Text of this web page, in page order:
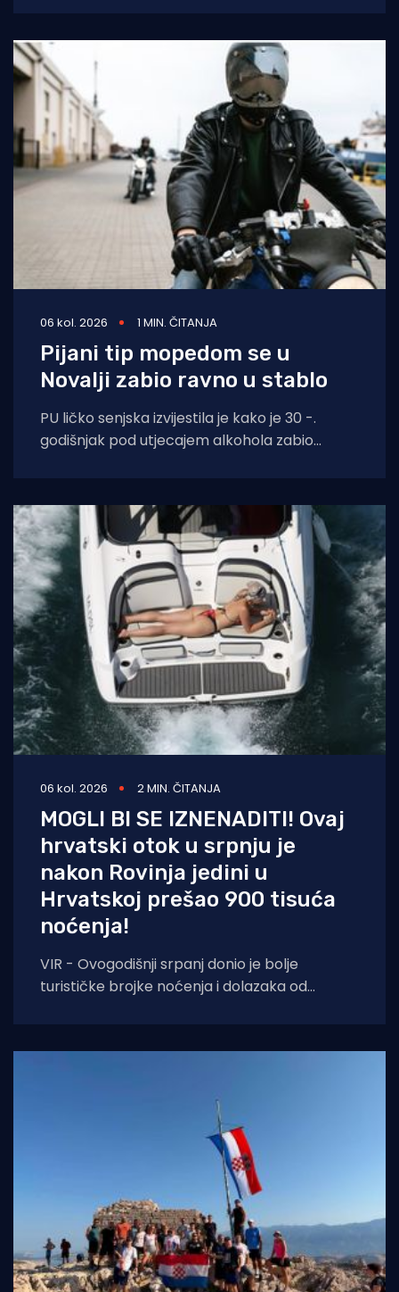
06 kol. 2026 1 MIN. ČITANJA
Pijani tip mopedom se u
Novalji zabio ravno u stablo
PU ličko senjska izvijestila je kako je 30 -.
godišnjak pod utjecajem alkohola zabio
06 kol. 2026 2 MIN. ČITANJA
MOGLI BI SE IZNENADITI! Ovaj
hrvatski otok u srpnju je
nakon Rovinja jedini u
Hrvatskoj prešao 900 tisuća
noćenja!
VIR - Ovogodišnji srpanj donio je bolje
turističke brojke noćenja i dolazaka od